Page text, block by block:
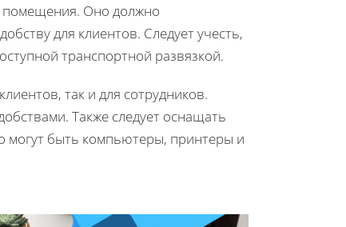
помещения. Оно должно
для клиентов. Следует учесть,
транспортной развязкой.
так и для сотрудников.
Также следует оснащать
могут быть компьютеры, принтеры и